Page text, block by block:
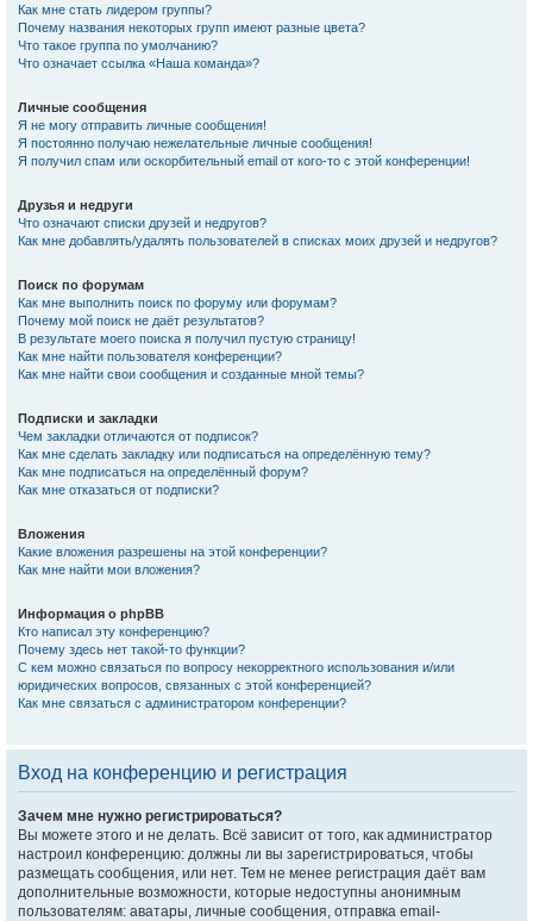
Как мне стать лидером группы?
Почему названия некоторых групп имеют разные цвета?
Что такое группа по умолчанию?
Что означает ссылка «Наша команда»?
Личные сообщения
Я не могу отправить личные сообщения!
Я постоянно получаю нежелательные личные сообщения!
Я получил спам или оскорбительный email от кого-то с этой конференции!
Друзья и недруги
Что означают списки друзей и недругов?
Как мне добавлять/удалять пользователей в списках моих друзей и недругов?
Поиск по форумам
Как мне выполнить поиск по форуму или форумам?
Почему мой поиск не даёт результатов?
В результате моего поиска я получил пустую страницу!
Как мне найти пользователя конференции?
Как мне найти свои сообщения и созданные мной темы?
Подписки и закладки
Чем закладки отличаются от подписок?
Как мне сделать закладку или подписаться на определённую тему?
Как мне подписаться на определённый форум?
Как мне отказаться от подписки?
Вложения
Какие вложения разрешены на этой конференции?
Как мне найти мои вложения?
Информация о phpBB
Кто написал эту конференцию?
Почему здесь нет такой-то функции?
С кем можно связаться по вопросу некорректного использования и/или
юридических вопросов, связанных с этой конференцией?
Как мне связаться с администратором конференции?
Вход на конференцию и регистрация
Зачем мне нужно регистрироваться?
Вы можете этого и не делать. Всё зависит от того, как администратор
настроил конференцию: должны ли вы зарегистрироваться, чтобы
размещать сообщения, или нет. Тем не менее регистрация даёт вам
дополнительные возможности, которые недоступны анонимным
пользователям: аватары, личные сообщения, отправка email-